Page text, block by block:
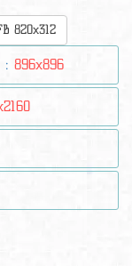
820x312
: 896x896